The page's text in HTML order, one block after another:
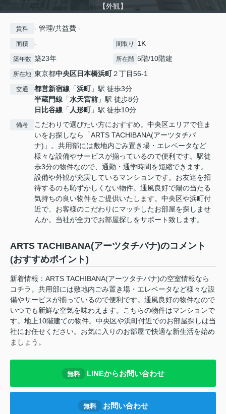
【外観】
賃料 - 管理/共益費 -
面積 - 間取り 1K
築年数 築23年 所在階 5階/10階建
所在地 東京都中央区日本橋浜町２丁目56-1
交通 都営新宿線 「浜町」駅 徒歩3分
半蔵門線 「水天宮前 」駅 徒歩8分
日比谷線 「 人形町」駅 徒歩10分
備考
こだわりで選びたい方におすすめ。中央区エリアで住ま
いをお探しなら「ARTS TACHIBANA(アーツタチバ
ナ)」。共用部には敷地内ごみ置き場・エレベータなど
様々な設備やサービスが揃っているので便利です。駅徒
歩3分の物件なので、通勤・通学時間を短縮できます。
設備や外観が充実しているマンションです。お友達を招
待するのも恥ずかしくない物件。通風良好で陽の当たる
気持ちの良い物件をご提供いたします。中央区や浜町付
近で、お客様のこだわりにマッチしたお部屋を探しませ
んか。当社が全力でお部屋探しをサポート致します。
ARTS TACHIBANA(アーツタチバナ)のコメント
(おすすめポイント)
新着情報：ARTS TACHIBANA(アーツタチバナ)の空室情報なら
コチラ。共用部には敷地内ごみ置き場・エレベータなど様々な設
備やサービスが揃っているので便利です。通風良好の物件なので
いつでも新鮮な空気を味わえます。こちらの物件はマンションで
す。地上10階建ての物件。中央区や浜町付近でのお部屋探しは当
社にお任せください。お気に入りのお部屋で快適な新生活を始め
ましょう。
無料 LINEからお問い合わせ
無料 お問い合わせ